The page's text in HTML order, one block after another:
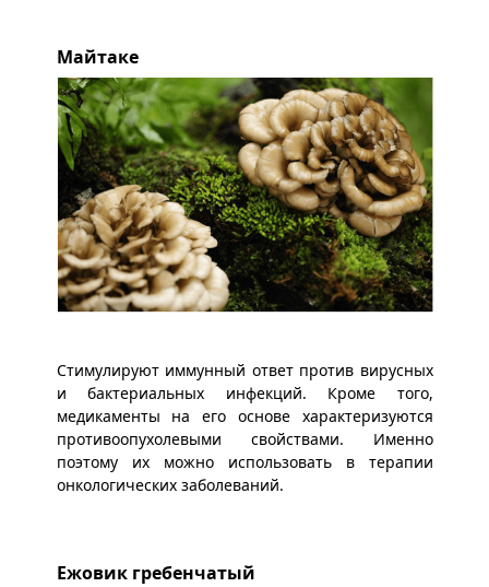
Майтаке
Стимулируют иммунный ответ против вирусных
и бактериальных инфекций. Кроме того,
медикаменты на его основе характеризуются
противоопухолевыми свойствами. Именно
поэтому их можно использовать в терапии
онкологических заболеваний.
Ежовик гребенчатый